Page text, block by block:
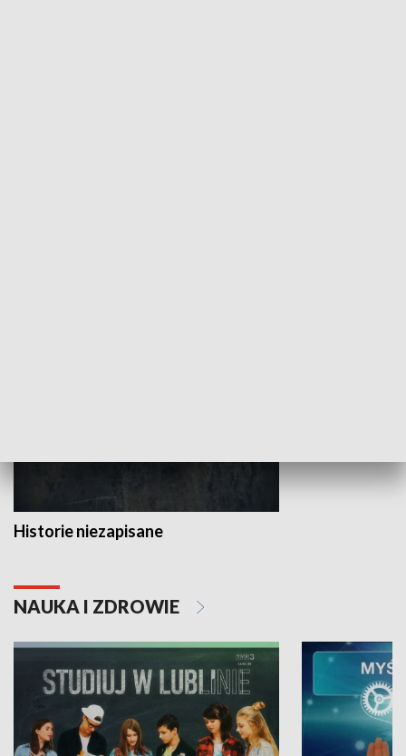
Historie niezapisane
NAUKA I ZDROWIE